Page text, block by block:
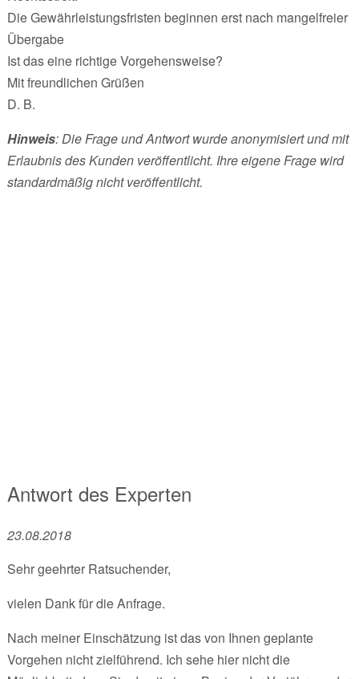
Die Gewährleistungsfristen beginnen erst nach mangelfreier
Übergabe
Ist das eine richtige Vorgehensweise?
Mit freundlichen Grüßen
D. B.
Hinweis: Die Frage und Antwort wurde anonymisiert und mit
Erlaubnis des Kunden veröffentlicht. Ihre eigene Frage wird
standardmäßig nicht veröffentlicht.
Antwort des Experten
23.08.2018
Sehr geehrter Ratsuchender,
vielen Dank für die Anfrage.
Nach meiner Einschätzung ist das von Ihnen geplante
Vorgehen nicht zielführend. Ich sehe hier nicht die